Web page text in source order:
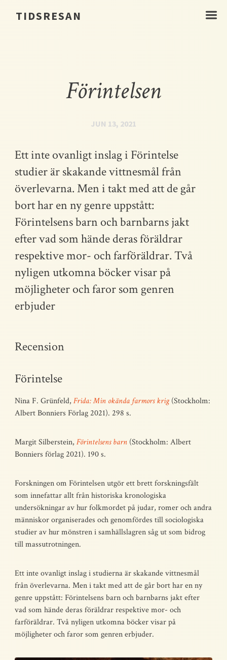
TIDSRESAN ☰
Förintelsen
JUN 13, 2021
Ett inte ovanligt inslag i Förintelse
studier är skakande vittnesmål från
överlevarna. Men i takt med att de går
bort har en ny genre uppstått:
Förintelsens barn och barnbarns jakt
efter vad som hände deras föräldrar
respektive mor- och farföräldrar. Två
nyligen utkomna böcker visar på
möjligheter och faror som genren
erbjuder
Recension
Förintelse
Nina F. Grünfeld,Frida: Min okända farmors krig(Stockholm:
Albert Bonniers Förlag 2021). 298 s.
Margit Silberstein,Förintelsens barn (Stockholm: Albert
Bonniers förlag 2021). 190 s.
Forskningen om Förintelsen utgör ett brett forskningsfält
som innefattar allt från historiska kronologiska
undersökningar av hur folkmordet på judar, romer och andra
människor organiserades och genomfördes till sociologiska
studier av hur mönstren i samhällslagren såg ut som bidrog
till massutrotningen.
Ett inte ovanligt inslag i studierna är skakande vittnesmål
från överlevarna. Men i takt med att de går bort har en ny
genre uppstått: Förintelsens barn och barnbarns jakt efter
vad som hände deras föräldrar respektive mor- och
farföräldrar. Två nyligen utkomna böcker visar på
möjligheter och faror som genren erbjuder.